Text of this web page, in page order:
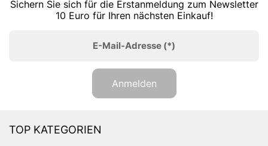
Sichern Sie sich für die Erstanmeldung zum Newsletter
10 Euro für Ihren nächsten Einkauf!
E-Mail-Adresse (*)
Anmelden
TOP KATEGORIEN